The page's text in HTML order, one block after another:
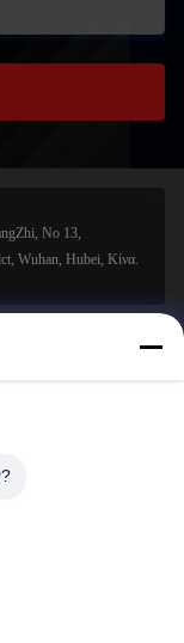
No 13,
Wuhan, Hubei, Κίνα.